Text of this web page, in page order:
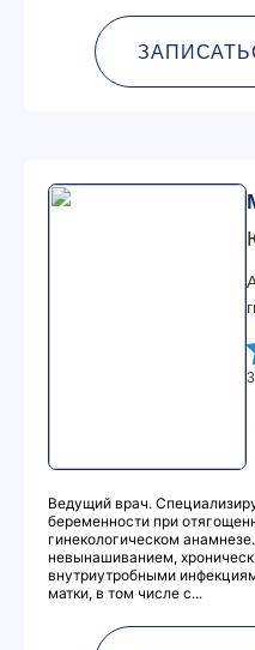
Ведущий врач.
беременности при
гинекологическом
невынашиванием,
внутриутробными
матки, в том числе с...